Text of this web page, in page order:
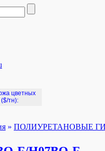
цветных
($/тн):
» ПОЛИУРЕТАНОВЫЕ